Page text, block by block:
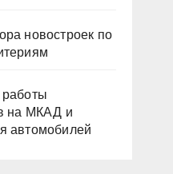
новостроек по
на МКАД и
автомобилей